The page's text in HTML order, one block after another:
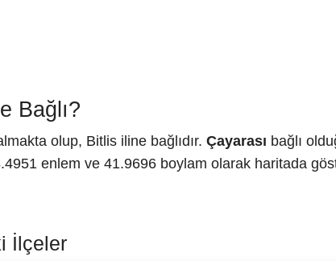
Bağlı?
olup, Bitlis iline bağlıdır. Çayarası bağlı
enlem ve 41.9696 boylam olarak haritada
İlçeler